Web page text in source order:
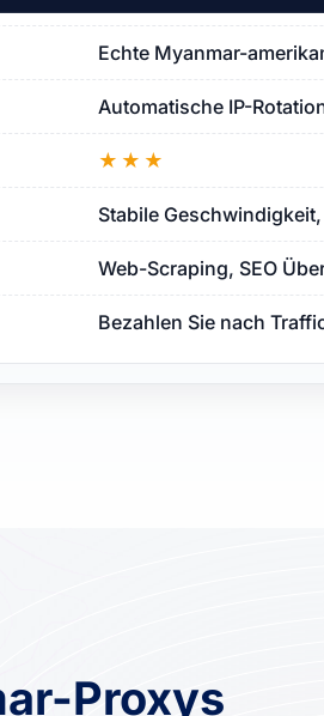
Echte Myanmar-
Automatische IP-
★★★
Stabile
Web-Scraping, SEO
Bezahlen Sie nach
Proxys